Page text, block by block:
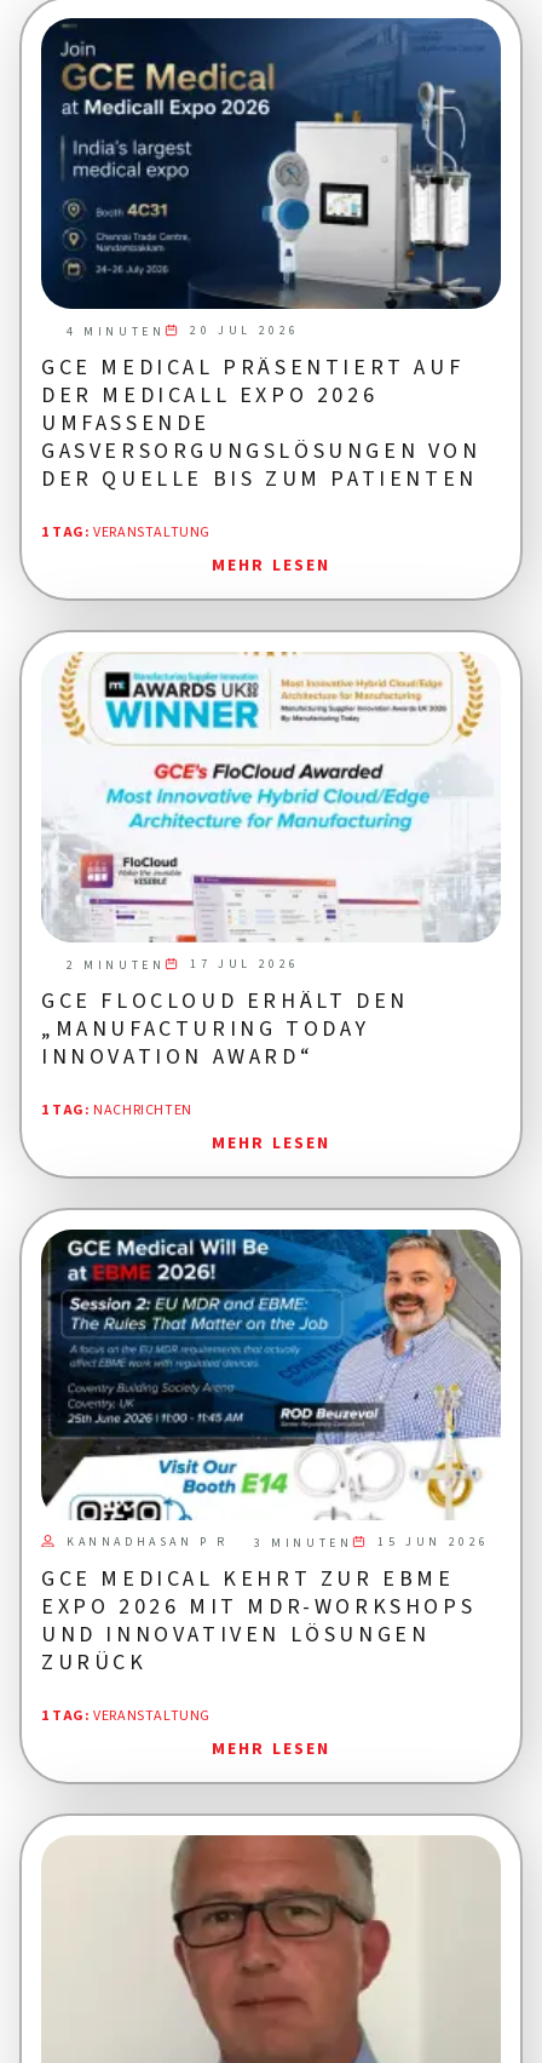
GCE MEDICAL PRÄSENTIERT AUF
DER MEDICALL EXPO 2026
UMFASSENDE
GASVERSORGUNGSLÖSUNGEN VON
DER QUELLE BIS ZUM PATIENTEN
4 MINUTEN 20 JUL 2026
1 TAG:VERANSTALTUNG
MEHR LESEN
GCE FLOCLOUD ERHÄLT DEN
„MANUFACTURING TODAY
INNOVATION AWARD“
2 MINUTEN 17 JUL 2026
1 TAG: NACHRICHTEN
MEHR LESEN
GCE MEDICAL KEHRT ZUR EBME
EXPO 2026 MIT MDR-WORKSHOPS
UND INNOVATIVEN LÖSUNGEN
ZURÜCK
KANNADHASAN P R 3 MINUTEN 15 JUN 2026
1 TAG:VERANSTALTUNG
MEHR LESEN